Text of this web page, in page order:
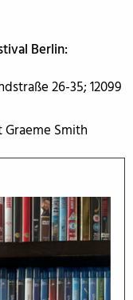
Berlin:
26-35; 12099
Smith